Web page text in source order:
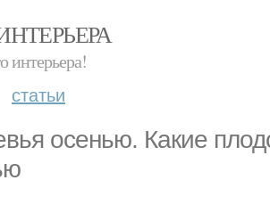
интерьера!
статьи
осенью. Какие